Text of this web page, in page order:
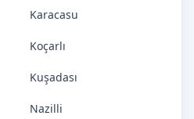
Karacasu
Koçarlı
Kuşadası
Nazilli